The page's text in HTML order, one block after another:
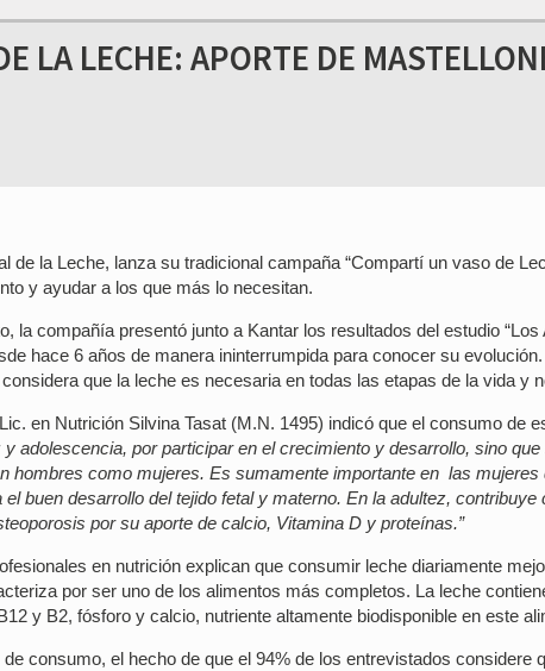
LA LECHE: APORTE DE
de la Leche, lanza su tradicional campaña “Compartí un vaso de
y ayudar a los que más lo necesitan.
la compañía presentó junto a Kantar los resultados del estudio
hace 6 años de manera ininterrumpida para conocer su
que la leche es necesaria en todas las etapas de la vida y
en Nutrición Silvina Tasat (M.N. 1495) indicó que el consumo de
adolescencia, por participar en el crecimiento y desarrollo, sino
hombres como mujeres. Es sumamente importante en las mujeres
buen desarrollo del tejido fetal y materno. En la adultez,
por su aporte de calcio, Vitamina D y proteínas.”
en nutrición explican que consumir leche diariamente
por ser uno de los alimentos más completos. La leche
y B2, fósforo y calcio, nutriente altamente biodisponible en este
consumo, el hecho de que el 94% de los entrevistados considere